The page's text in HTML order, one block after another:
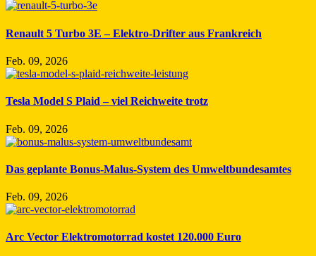
Renault 5 Turbo 3E – Elektro-Drifter aus Frankreich
Feb. 09, 2026
Tesla Model S Plaid – viel Reichweite trotz
Feb. 09, 2026
Das geplante Bonus-Malus-System des Umweltbundesamtes
Feb. 09, 2026
Arc Vector Elektromotorrad kostet 120.000 Euro